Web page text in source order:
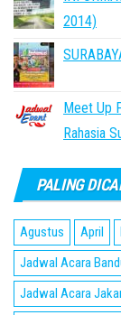
2014)
Meet Up
Rahasia
PALING
Agustus April
Jadwal Acara
Jadwal Acara